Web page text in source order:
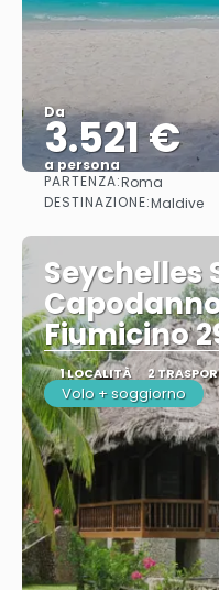
Da
3.521 €
a persona
PARTENZA:Roma
DESTINAZIONE:Maldive
Seychelles
Fiumicino
1 LOCALITÀ 2
Volo + soggiorno